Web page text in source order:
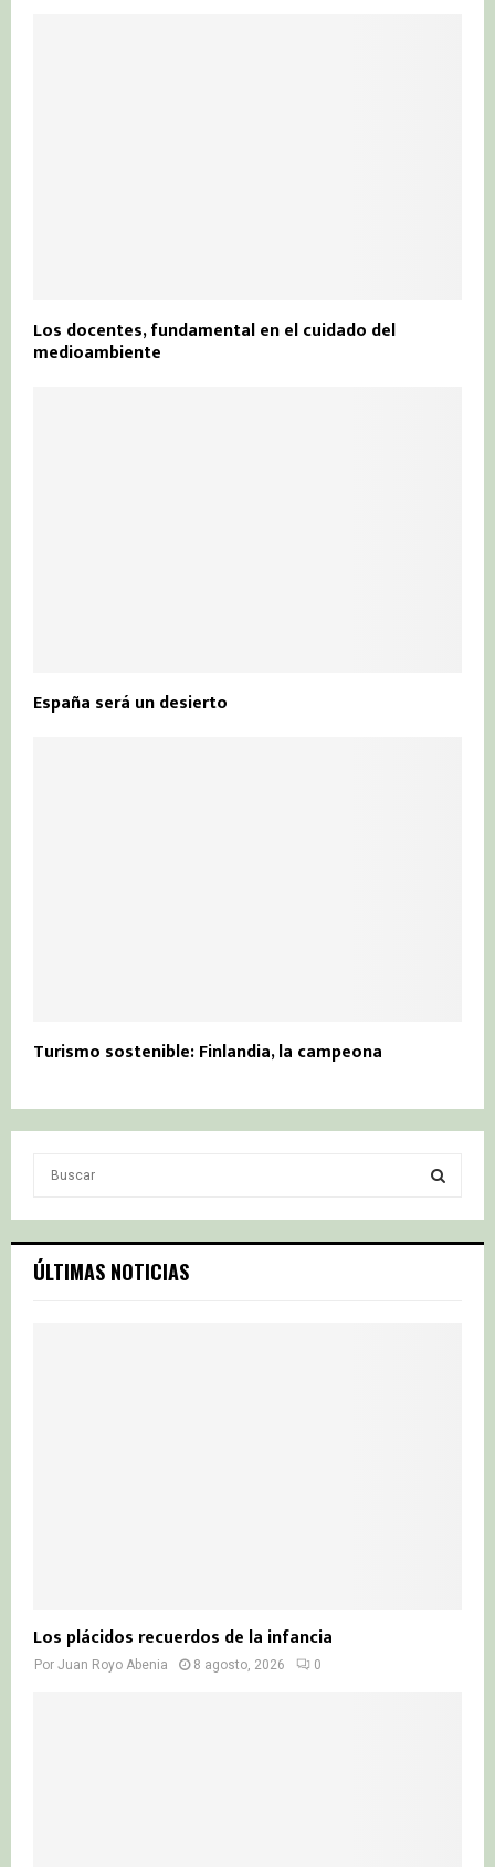
Los docentes, fundamental en el cuidado del
medioambiente
España será un desierto
Turismo sostenible: Finlandia, la campeona
c
h
S
ÚLTIMAS NOTICIAS
Los plácidos recuerdos de la infancia
Por Juan Royo Abenia 8 agosto, 2026 0